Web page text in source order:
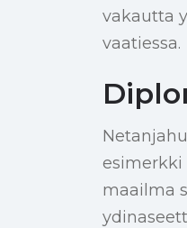
vakautta
vaatiessa.
esimerkki
maailma